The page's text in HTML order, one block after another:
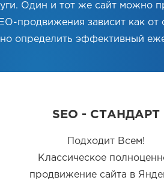
Один и тот же сайт можно
продвижения зависит как от
определить эффективный
SEO - СТАНДАРТ
Подходит Всем!
Классическое
продвижение сайта в